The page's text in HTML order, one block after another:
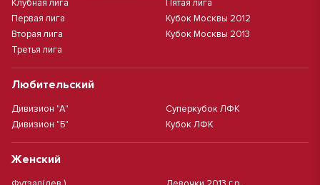
Клубная лига
Первая лига
Вторая лига
Третья лига
Пятая лига
Кубок Москвы 2012
Кубок Москвы 2013
Любительский
Дивизион "А"
Дивизион "Б"
Суперкубок ЛФК
Кубок ЛФК
Женский